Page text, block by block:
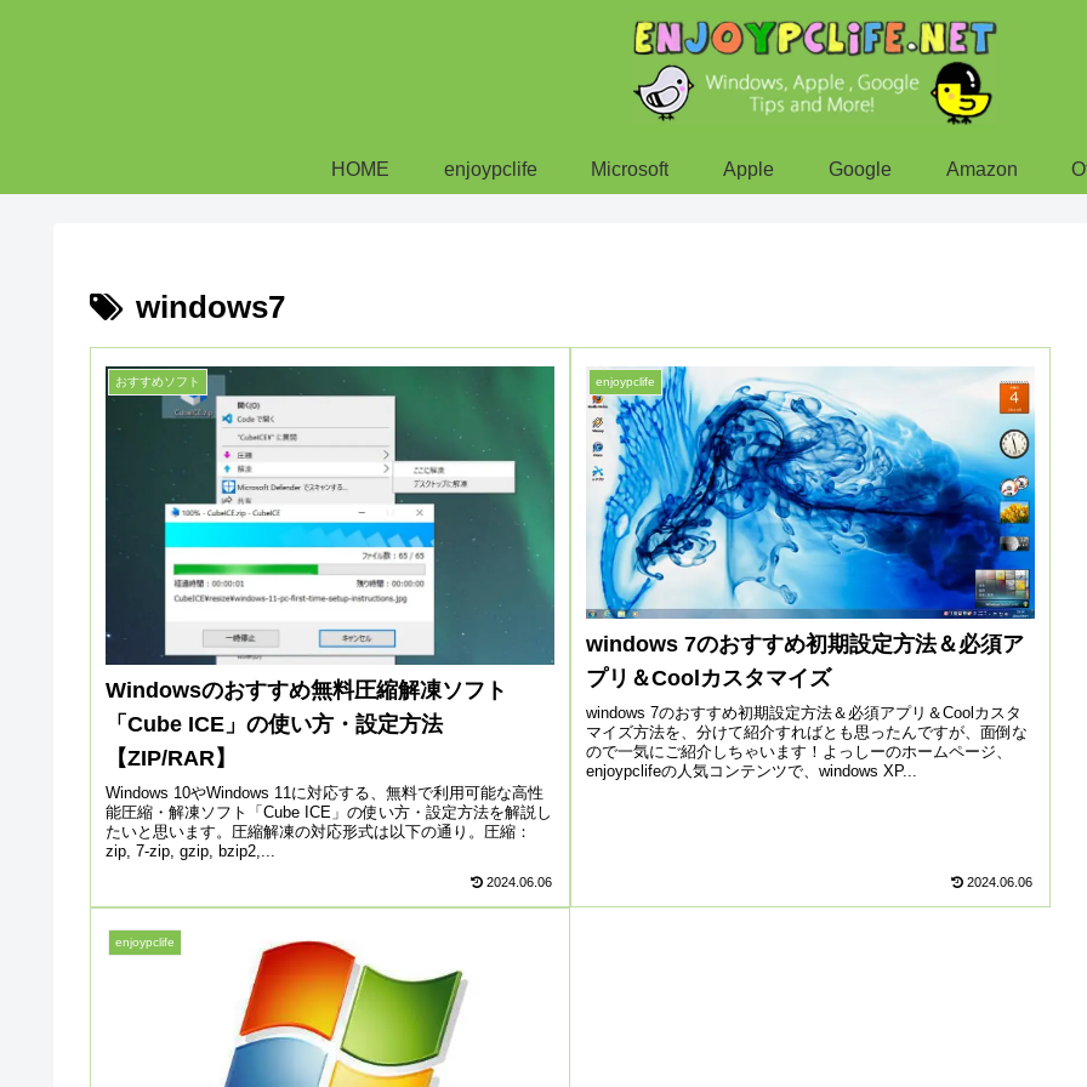
HOME enjoypclife Microsoft Apple Google Amazon
windows7
おすすめソフト
Windowsのおすすめ無料圧縮解凍ソフト
「Cube ICE」の使い方・設定方法
【ZIP/RAR】
Windows 10やWindows 11に対応する、無料で利用可能な高性
能圧縮・解凍ソフト「Cube ICE」の使い方・設定方法を解説し
たいと思います。圧縮解凍の対応形式は以下の通り。圧縮：
zip, 7-zip, gzip, bzip2,...
2024.06.06
enjoypclife
windows 7のおすすめ初期設定方法＆必須ア
プリ＆Coolカスタマイズ
windows 7のおすすめ初期設定方法＆必須アプリ＆Coolカスタ
マイズ方法を、分けて紹介すればとも思ったんですが、面倒な
ので一気にご紹介しちゃいます！よっしーのホームページ、
enjoypclifeの人気コンテンツで、windows XP...
2024.06.06
enjoypclife